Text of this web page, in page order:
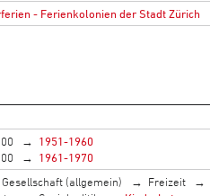
- Ferienkolonien der Stadt Zürich
1951-1960
1961-1970
(allgemein) Freizeit